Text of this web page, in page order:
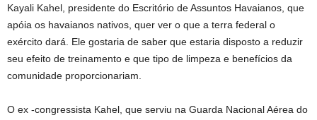
Kayali Kahel, presidente do Escritório de Assuntos Havaianos, que
apóia os havaianos nativos, quer ver o que a terra federal o
exército dará. Ele gostaria de saber que estaria disposto a reduzir
seu efeito de treinamento e que tipo de limpeza e benefícios da
comunidade proporcionariam.
O ex -congressista Kahel, que serviu na Guarda Nacional Aérea do